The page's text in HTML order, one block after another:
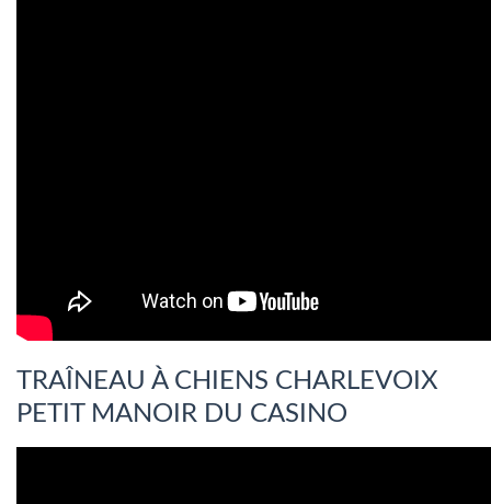
TRAÎNEAU À CHIENS CHARLEVOIX
PETIT MANOIR DU CASINO